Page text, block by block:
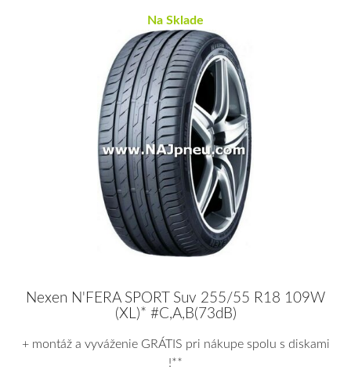
Na Sklade
Nexen N'FERA SPORT Suv 255/55 R18 109W
(XL)* #C,A,B(73dB)
+ montáž a vyváženie GRÁTIS pri nákupe spolu s diskami
!**